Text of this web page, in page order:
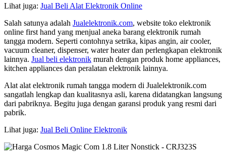
Lihat juga: Jual Beli Alat Elektronik Online
Salah satunya adalah Jualelektronik.com, website toko elektronik
online first hand yang menjual aneka barang elektronik rumah
tangga modern. Seperti contohnya setrika, kipas angin, air cooler,
vacuum cleaner, dispenser, water heater dan perlengkapan elektronik
lainnya. Jual beli elektronik murah dengan produk home appliances,
kitchen appliances dan peralatan elektronik lainnya.
Alat alat elektronik rumah tangga modern di Jualelektronik.com
sangatlah lengkap dan kualitasnya asli, karena didatangkan langsung
dari pabriknya. Begitu juga dengan garansi produk yang resmi dari
pabrik.
Lihat juga: Jual Beli Online Elektronik